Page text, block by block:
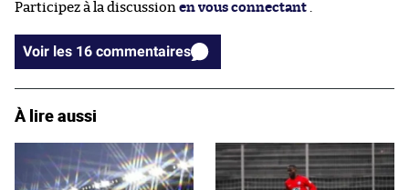
Participez à la discussion en vous connectant .
Voir les 16 commentaires
À lire aussi